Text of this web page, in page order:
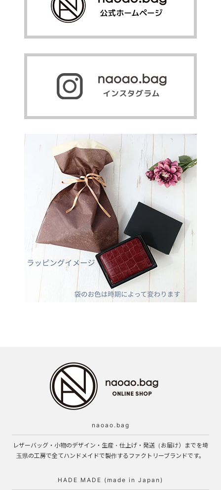
naoao.bag
レザーバッグ・小物のデザイン・生産・仕上げ・発送（お届け）までを埼
玉県の工房で全てハンドメイドで製作するファクトリーブランドです。
HADE MADE (made in Japan)